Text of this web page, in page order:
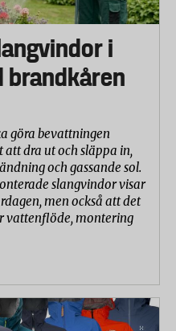
i
göra bevattningen
att dra ut och släppa in,
och gassande sol.
slangvindor visar
men också att det
vattenflöde, montering